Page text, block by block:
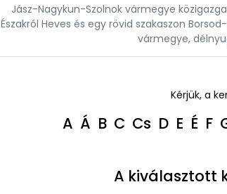
Jász-Nagykun-Szolnok vármegye
Északról Heves és egy rövid szakaszon
vármegye,
Kérjük, a
A Á B C Cs D E É F
A kiválasztott